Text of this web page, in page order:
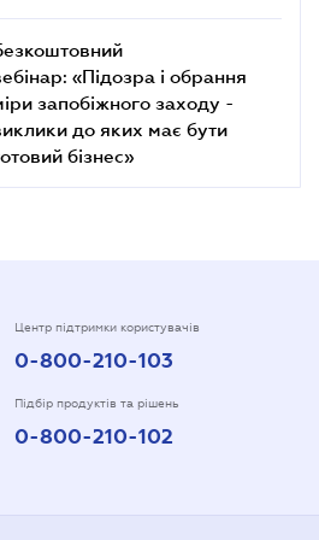
«Підозра і обрання
запобіжного заходу -
до яких має бути
бізнес»
Центр підтримки користувачів
0-800-210-103
Підбір продуктів та рішень
0-800-210-102